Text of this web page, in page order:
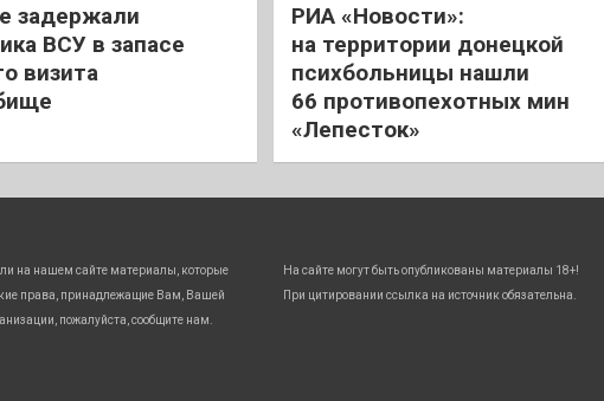
задержали
ВСУ в запасе
визита
РИА «Новости»:
на территории донецкой
психбольницы нашли
66 противопехотных мин
«Лепесток»
на нашем сайте материалы, которые
права, принадлежащие Вам, Вашей
пожалуйста, сообщите нам.
На сайте могут быть опубликованы материалы 18+!
При цитировании ссылка на источник обязательна.